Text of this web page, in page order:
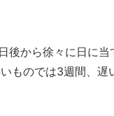
から徐々に日に当
ものでは3週間、